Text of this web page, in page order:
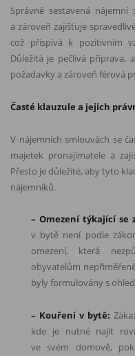
Správně sestavená
a zároveň zajišťuje
což přispívá k pozitivním
Důležitá je pečlivá příprava,
požadavky a zároveň férová
Časté klauzule a jejich
V nájemních smlouvách se
majetek pronajímatele a
Přesto je důležité, aby tyto
nájemníků.
– Omezení týkající se
v bytě není podle
omezení, která
obyvatelům
byly formulovány s
– Kouření v bytě:
kde je nutné najít
ve svém domově,